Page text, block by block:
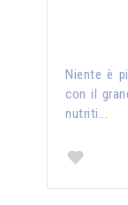
Niente è
con il
nutriti...